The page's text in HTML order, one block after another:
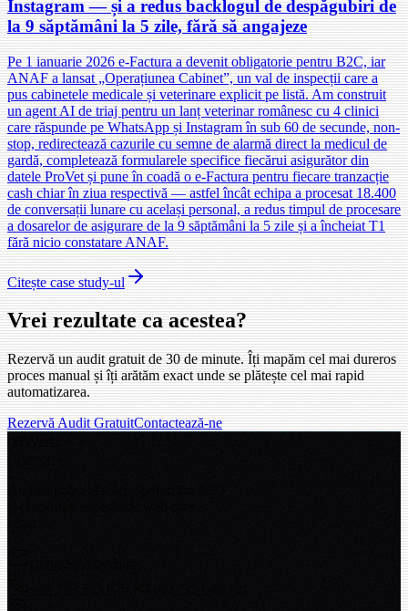
Instagram — și a redus backlogul de despăgubiri de
la 9 săptămâni la 5 zile, fără să angajeze
Pe 1 ianuarie 2026 e-Factura a devenit obligatorie pentru B2C, iar
ANAF a lansat „Operațiunea Cabinet”, un val de inspecții care a
pus cabinetele medicale și veterinare explicit pe listă. Am construit
un agent AI de triaj pentru un lanț veterinar românesc cu 4 clinici
care răspunde pe WhatsApp și Instagram în sub 60 de secunde, non-
stop, redirectează cazurile cu semne de alarmă direct la medicul de
gardă, completează formularele specifice fiecărui asigurător din
datele ProVet și pune în coadă o e-Factura pentru fiecare tranzacție
cash chiar în ziua respectivă — astfel încât echipa a procesat 18.400
de conversații lunare cu același personal, a redus timpul de procesare
a dosarelor de asigurare de la 9 săptămâni la 5 zile și a încheiat T1
fără nicio constatare ANAF.
Citește case study-ul
Vrei rezultate ca acestea?
Rezervă un audit gratuit de 30 de minute. Îți mapăm cel mai dureros
proces manual și îți arătăm exact unde se plătește cel mai rapid
automatizarea.
Rezervă Audit GratuitContactează-ne